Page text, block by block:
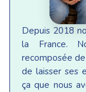
Depuis 2018
la France.
recomposée
de laisser ses
ça que nous